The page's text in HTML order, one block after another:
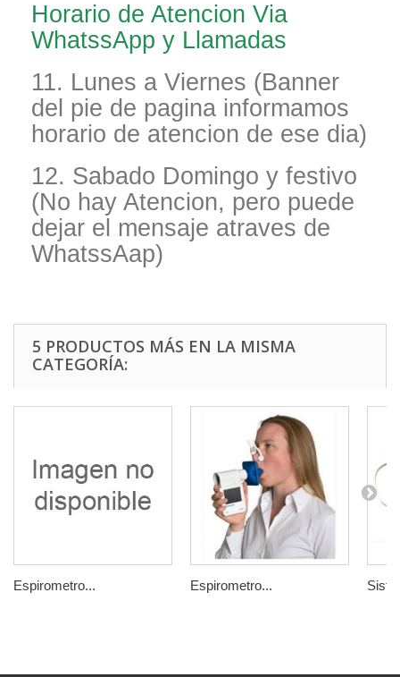
Horario de Atencion Via
WhatssApp y Llamadas
11. Lunes a Viernes (Banner
del pie de pagina informamos
horario de atencion de ese dia)
12. Sabado Domingo y festivo
(No hay Atencion, pero puede
dejar el mensaje atraves de
WhatssAap)
5 PRODUCTOS MÁS EN LA MISMA
CATEGORÍA:
Espirometro... Espirometro...